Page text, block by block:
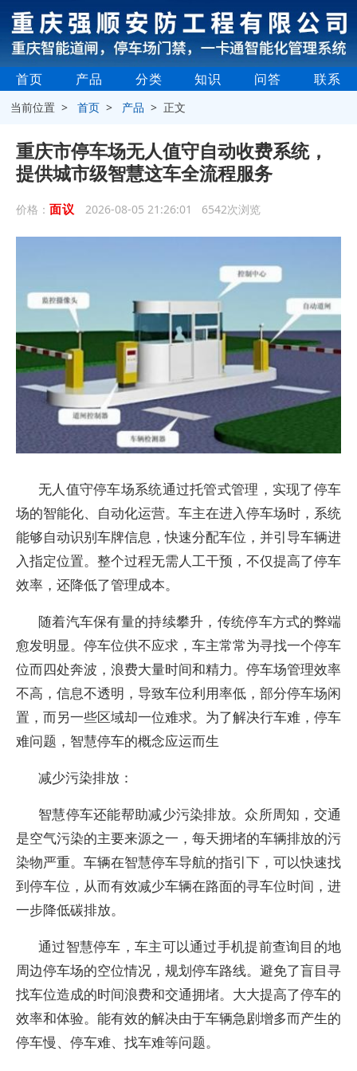
首页 产品 分类 知识 问答 联系
当前位置 >首页 > 产品 > 正文
重庆市停车场无人值守自动收费系统，
提供城市级智慧这车全流程服务
价格： 面议 2026-08-05 21:26:01 6542次浏览
无人值守停车场系统通过托管式管理，实现了停车
场的智能化、自动化运营。车主在进入停车场时，系统
能够自动识别车牌信息，快速分配车位，并引导车辆进
入指定位置。整个过程无需人工干预，不仅提高了停车
效率，还降低了管理成本。
随着汽车保有量的持续攀升，传统停车方式的弊端
愈发明显。停车位供不应求，车主常常为寻找一个停车
位而四处奔波，浪费大量时间和精力。停车场管理效率
不高，信息不透明，导致车位利用率低，部分停车场闲
置，而另一些区域却一位难求。为了解决行车难，停车
难问题，智慧停车的概念应运而生
减少污染排放：
智慧停车还能帮助减少污染排放。众所周知，交通
是空气污染的主要来源之一，每天拥堵的车辆排放的污
染物严重。车辆在智慧停车导航的指引下，可以快速找
到停车位，从而有效减少车辆在路面的寻车位时间，进
一步降低碳排放。
通过智慧停车，车主可以通过手机提前查询目的地
周边停车场的空位情况，规划停车路线。避免了盲目寻
找车位造成的时间浪费和交通拥堵。大大提高了停车的
效率和体验。能有效的解决由于车辆急剧增多而产生的
停车慢、停车难、找车难等问题。